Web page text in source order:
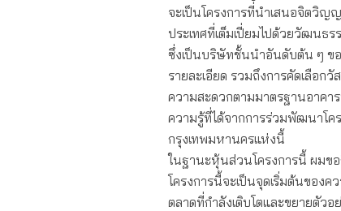
จะเป็นโครงการที่นำเสนอจิตวิ
ประเทศที่เต็มเปี่ยมไปด้วยวัฒนธ
ซึ่งเป็นบริษัทชั้นนำอันดับต้น ๆ ขอ
รายละเอียด รวมถึงการคัดเลือ
ความสะดวกตามมาตรฐานอาคา
ความรู้ที่ได้จากการร่วมพัฒนาโค
กรุงเทพมหานครแห่งนี้
ในฐานะหุ้นส่วนโครงการนี้ ผมข
โครงการนี้จะเป็นจุดเริ่มต้นของ
ตลาดที่กำลังเติบโตและขยายตัว